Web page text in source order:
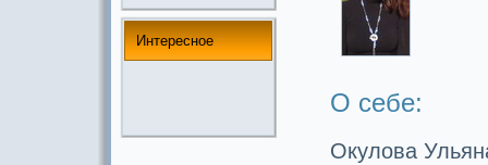
Интереснoе
О себе:
Окулова